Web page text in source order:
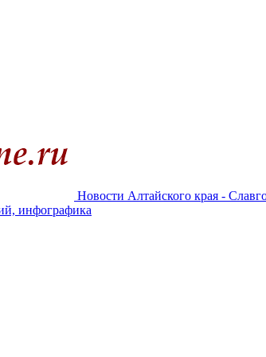
Новости Алтайского края -
инфографика